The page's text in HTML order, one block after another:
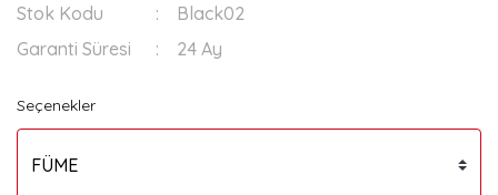
Stok Kodu
Black02
Garanti Süresi
24 Ay
Seçenekler